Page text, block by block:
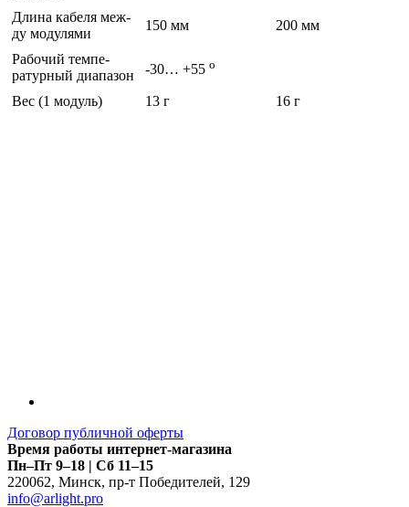
Дли­на ка­беля меж­
ду мо­дуля­ми
150 мм 200 мм
Ра­бочий тем­пе­
ратур­ный ди­апа­зон
-30… +55 o
Вес (1 мо­дуль) 13 г 16 г
Договор публичной оферты
Время работы интернет-магазина
Пн–Пт 9–18 | Сб 11–15
220062, Минск, пр-т Победителей, 129
info@arlight.pro